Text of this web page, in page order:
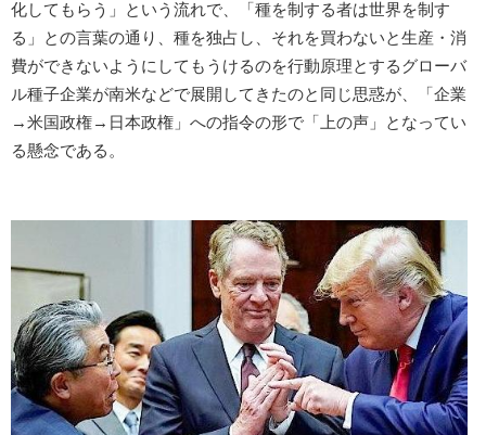
化してもらう」という流れで、「種を制する者は世界を制す
る」との言葉の通り、種を独占し、それを買わないと生産・消
費ができないようにしてもうけるのを行動原理とするグローバ
ル種子企業が南米などで展開してきたのと同じ思惑が、「企業
→米国政権→日本政権」への指令の形で「上の声」となってい
る懸念である。